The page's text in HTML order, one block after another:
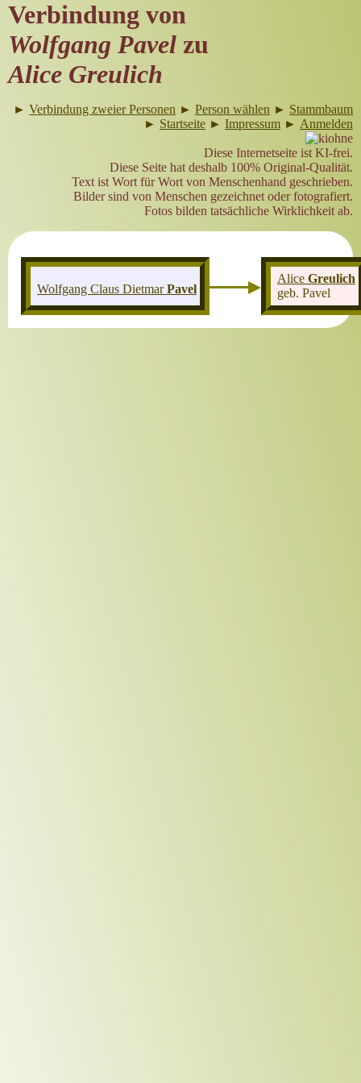
Verbindung von
Wolfgang Pavel zu
Alice Greulich
► Verbindung zweier Personen ► Person wählen ► Stammbaum
► Startseite ► Impressum ► Anmelden
Diese Internetseite ist KI-frei.
Diese Seite hat deshalb 100% Original-Qualität.
Text ist Wort für Wort von Menschenhand geschrieben.
Bilder sind von Menschen gezeichnet oder fotografiert.
Fotos bilden tatsächliche Wirklichkeit ab.
Wolfgang Claus DietmarPavel
Alice Greulich
geb. Pavel